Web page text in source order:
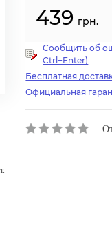
439 грн.
Сообщить об
Ctrl+Enter)
Бесплатная
Официальная